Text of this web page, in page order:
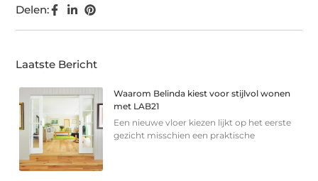
Delen:
Laatste Bericht
Waarom Belinda kiest voor stijlvol wonen
met LAB21
Een nieuwe vloer kiezen lijkt op het eerste
gezicht misschien een praktische